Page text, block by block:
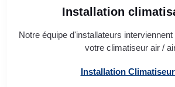
Installation
Notre équipe d'installateurs
votre climatiseur air /
Installation